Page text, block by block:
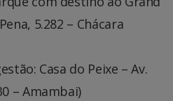
5.282 – Chácara
Casa do Peixe – Av.
– Amambai)